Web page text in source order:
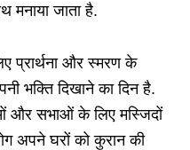
मनाया जाता है.
प्रार्थना और स्मरण के
भक्ति दिखाने का दिन है.
और सभाओं के लिए मस्जिदों
अपने घरों को कुरान की